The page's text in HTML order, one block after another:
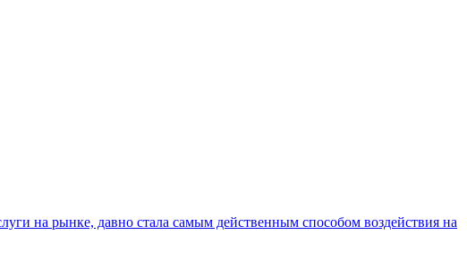
на рынке, давно стала самым действенным способом воздействия на